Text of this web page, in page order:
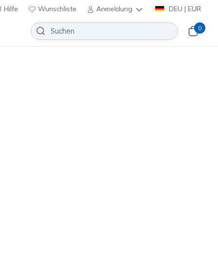
Hilfe Wunschliste Anmeldung DEU | EUR
0